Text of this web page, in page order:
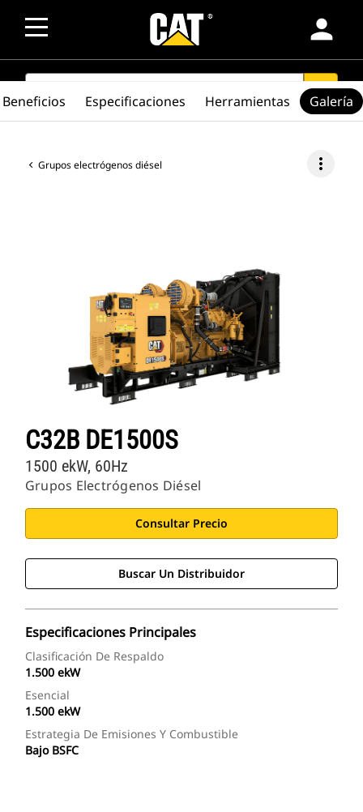
person
SEARCH search
Grupos electrógenos diésel more_vert
C32B DE1500S
Grupos Electrógenos Diésel
1500 ekW, 60Hz
Consultar Precio
Buscar Un Distribuidor
Especificaciones Principales
Clasificación De Respaldo
1.500 ekW
Esencial
1.500 ekW
Estrategia De Emisiones Y Combustible
Bajo BSFC
Beneficios Especificaciones Herramientas Galería